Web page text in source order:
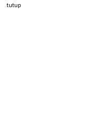
tutup
KKM Kelompok 10